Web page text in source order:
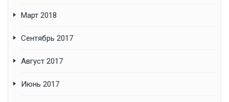
Март 2018
Сентябрь 2017
Август 2017
Июнь 2017